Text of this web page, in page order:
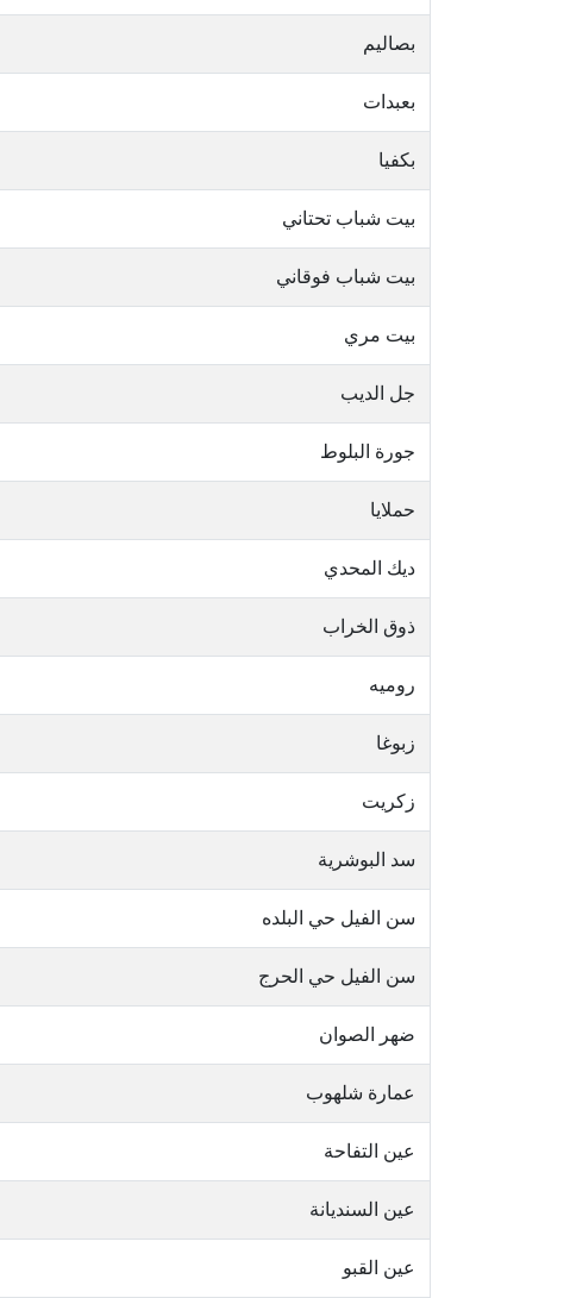
بصاليم
بعبدات
بكفيا
بيت شباب تحتاني
بيت شباب فوقاني
بيت مري
جل الديب
جورة البلوط
حملايا
ديك المحدي
ذوق الخراب
روميه
زبوغا
زكريت
سد البوشرية
سن الفيل حي البلده
سن الفيل حي الحرج
ضهر الصوان
عمارة شلهوب
عين التفاحة
عين السنديانة
عين القبو